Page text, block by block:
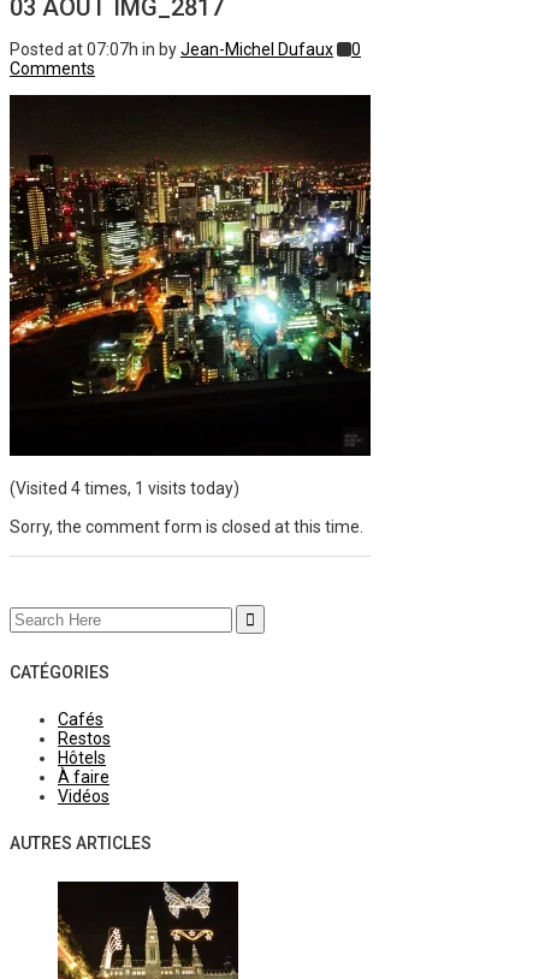
03 AOÛT IMG_2817
Posted at 07:07h in byJean-Michel Dufaux
0
Comments
(Visited 4 times, 1 visits today)
Sorry, the comment form is closed at this time.
Search
for:
CATÉGORIES
Cafés
Restos
Hôtels
À faire
Vidéos
AUTRES ARTICLES